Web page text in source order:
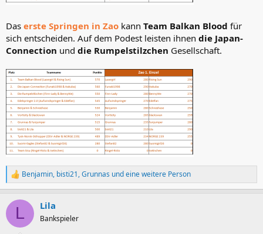
Das erste Springen in Zao kann Team Balkan Blood für
sich entscheiden. Auf dem Podest leisten ihnen die Japan-
Connection und die Rumpelstilzchen Gesellschaft.
R
e
k
i
Benjamin, bisti21,Grunnas und eine weitere Person
L Lila
Bankspieler